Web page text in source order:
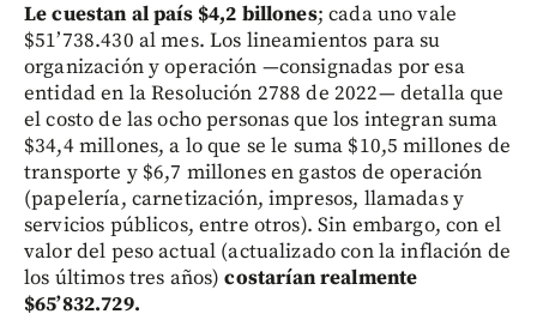
Le cuestan al país $4,2 billones; cada uno vale
$51’738.430 al mes. Los lineamientos para su
organización y operación —consignadas por esa
entidad en la Resolución 2788 de 2022— detalla que
el costo de las ocho personas que los integran suma
$34,4 millones, a lo que se le suma $10,5 millones de
transporte y $6,7 millones en gastos de operación
(papelería, carnetización, impresos, llamadas y
servicios públicos, entre otros). Sin embargo, con el
valor del peso actual (actualizado con la inflación de
los últimos tres años)costarían realmente
$65’832.729.